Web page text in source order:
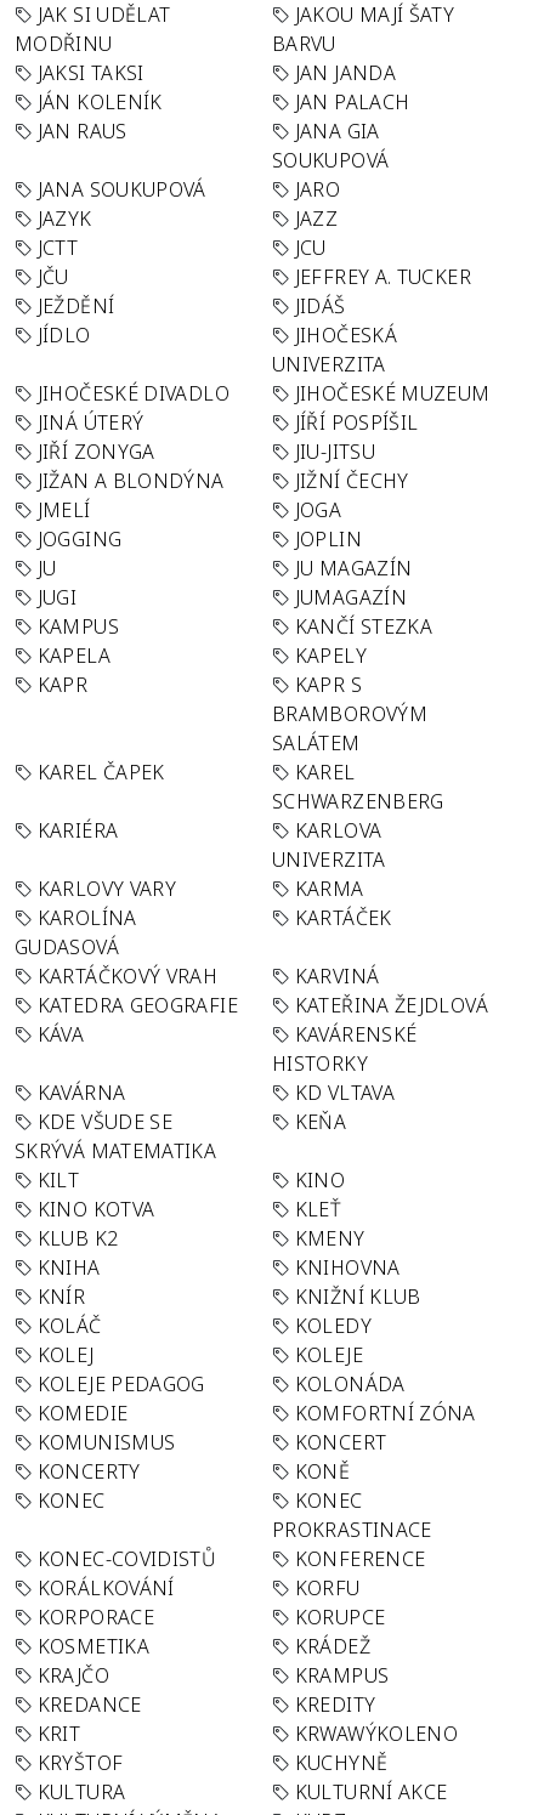
JAK SI UDĚLAT
MODŘINU
JAKOU MAJÍ ŠATY
BARVU
JAKSI TAKSI
JAN JANDA
JÁN KOLENÍK
JAN PALACH
JAN RAUS
JANA GIA
SOUKUPOVÁ
JANA SOUKUPOVÁ
JARO
JAZYK
JAZZ
JCTT
JCU
JČU
JEFFREY A. TUCKER
JEŽDĚNÍ
JIDÁŠ
JÍDLO
JIHOČESKÁ
UNIVERZITA
JIHOČESKÉ DIVADLO
JIHOČESKÉ MUZEUM
JINÁ ÚTERÝ
JÍŘÍ POSPÍŠIL
JIŘÍ ZONYGA
JIU-JITSU
JIŽAN A BLONDÝNA
JIŽNÍ ČECHY
JMELÍ
JOGA
JOGGING
JOPLIN
JU
JU MAGAZÍN
JUGI
JUMAGAZÍN
KAMPUS
KANČÍ STEZKA
KAPELA
KAPELY
KAPR
KAPR S
BRAMBOROVÝM
SALÁTEM
KAREL ČAPEK
KAREL
SCHWARZENBERG
KARIÉRA
KARLOVA
UNIVERZITA
KARLOVY VARY
KARMA
KAROLÍNA
GUDASOVÁ
KARTÁČEK
KARTÁČKOVÝ VRAH
KARVINÁ
KATEDRA GEOGRAFIE
KATEŘINA ŽEJDLOVÁ
KÁVA
KAVÁRENSKÉ
HISTORKY
KAVÁRNA
KD VLTAVA
KDE VŠUDE SE
SKRÝVÁ MATEMATIKA
KEŇA
KILT
KINO
KINO KOTVA
KLEŤ
KLUB K2
KMENY
KNIHA
KNIHOVNA
KNÍR
KNIŽNÍ KLUB
KOLÁČ
KOLEDY
KOLEJ
KOLEJE
KOLEJE PEDAGOG
KOLONÁDA
KOMEDIE
KOMFORTNÍ ZÓNA
KOMUNISMUS
KONCERT
KONCERTY
KONĚ
KONEC
KONEC
PROKRASTINACE
KONEC-COVIDISTŮ
KONFERENCE
KORÁLKOVÁNÍ
KORFU
KORPORACE
KORUPCE
KOSMETIKA
KRÁDEŽ
KRAJČO
KRAMPUS
KREDANCE
KREDITY
KRIT
KRWAWÝKOLENO
KRYŠTOF
KUCHYNĚ
KULTURA
KULTURNÍ AKCE